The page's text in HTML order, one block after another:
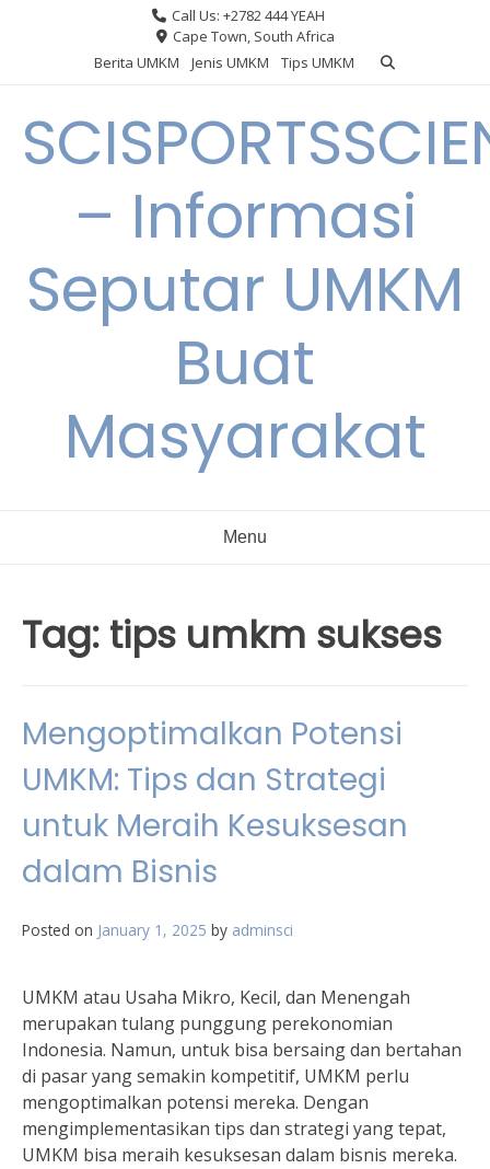
Call Us: +2782 444 YEAH
Cape Town, South Africa
Berita UMKM
Jenis UMKM Tips UMKM
– Informasi
Seputar UMKM
Buat
Masyarakat
Menu
Tag: tips umkm sukses
Mengoptimalkan Potensi
UMKM: Tips dan Strategi
untuk Meraih Kesuksesan
dalam Bisnis
Posted on January 1, 2025 by adminsci
UMKM atau Usaha Mikro, Kecil, dan Menengah
merupakan tulang punggung perekonomian
Indonesia. Namun, untuk bisa bersaing dan bertahan
di pasar yang semakin kompetitif, UMKM perlu
mengoptimalkan potensi mereka. Dengan
mengimplementasikan tips dan strategi yang tepat,
UMKM bisa meraih kesuksesan dalam bisnis mereka.